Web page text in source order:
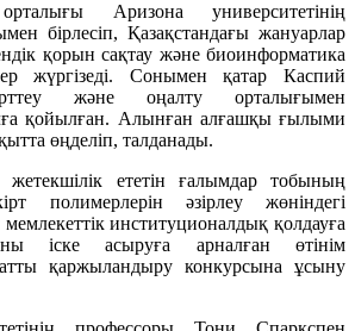
орталығы Аризона университетінің
бірлесіп, Қазақстандағы жануарлар
қорын сақтау және биоинформатика
жүргізеді. Сонымен қатар Каспий
және оңалту орталығымен
қойылған. Алынған алғашқы ғылыми
өңделіп, талданады.
ететін ғалымдар тобының
полимерлерін әзірлеу жөніндегі
мемлекеттік институционалдық қолдауға
іске асыруға арналған өтінім
қаржыландыру конкурсына ұсыну